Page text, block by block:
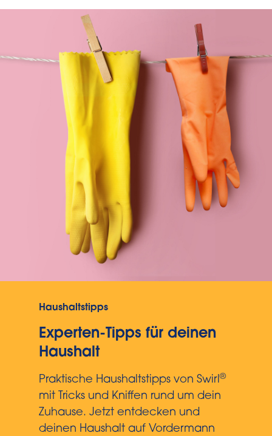
Haushaltstipps
Experten-Tipps für deinen
Haushalt
Praktische Haushaltstipps von Swirl®
mit Tricks und Kniffen rund um dein
Zuhause. Jetzt entdecken und
deinen Haushalt auf Vordermann